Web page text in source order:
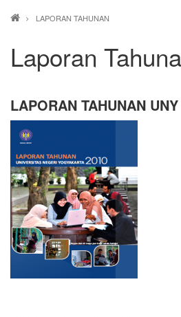
Breadcrumb
LAPORAN TAHUNAN
Laporan
LAPORAN TAHUNAN